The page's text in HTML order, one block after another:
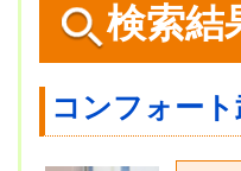
検索結
コンフォー